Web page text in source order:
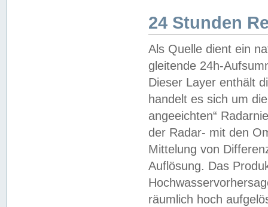
24 Stunden
Als Quelle dient ein
gleitende 24h-
Dieser Layer enthält
handelt es sich um
angeeichten“
der Radar- mit den
Mittelung von
Auflösung. Das
räumlich hoch